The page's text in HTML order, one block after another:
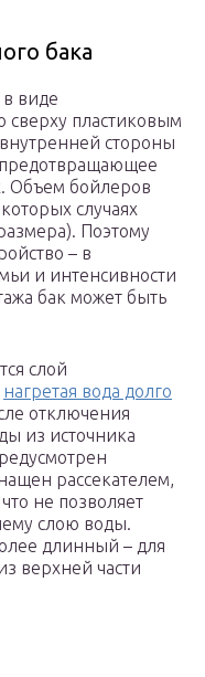
бака
в виде
сверху пластиковым
стороны
Объем бойлеров
случаях
Поэтому
– в
и интенсивности
бак может быть
слой
нагретая вода долго
отключения
из источника
рассекателем,
не позволяет
слою воды.
длинный – для
верхней части